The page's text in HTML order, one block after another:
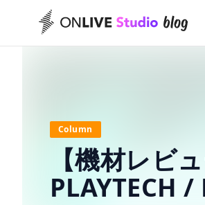
Column
【機材レビ
PLAYTECH